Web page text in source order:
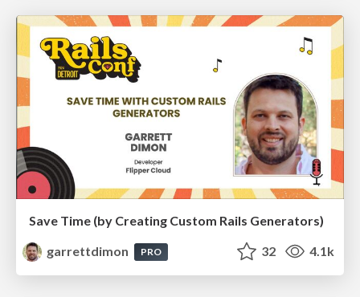
Save Time (by Creating Custom Rails Generators)
garrettdimon
PRO 32 4.1k